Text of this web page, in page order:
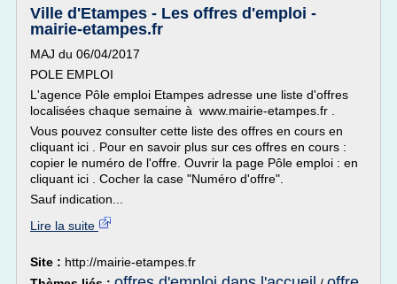
Ville d'Etampes - Les offres d'emploi -
mairie-etampes.fr
MAJ du 06/04/2017
POLE EMPLOI
L'agence Pôle emploi Etampes adresse une liste d'offres
localisées chaque semaine à www.mairie-etampes.fr .
Vous pouvez consulter cette liste des offres en cours en
cliquant ici . Pour en savoir plus sur ces offres en cours :
copier le numéro de l'offre. Ouvrir la page Pôle emploi : en
cliquant ici . Cocher la case "Numéro d'offre".
Sauf indication...
Lire la suite
Site : http://mairie-etampes.fr